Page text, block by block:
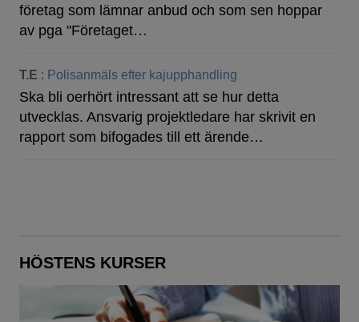
företag som lämnar anbud och som sen hoppar
av pga "Företaget…
T.E : Polisanmäls efter kajupphandling
Ska bli oerhört intressant att se hur detta
utvecklas. Ansvarig projektledare har skrivit en
rapport som bifogades till ett ärende…
HÖSTENS KURSER